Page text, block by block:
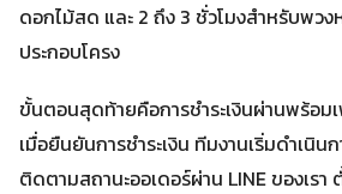
ดอกไม้สด และ 2 ถึง 3 ชั่วโมงสำหรับพว
ประกอบโครง
ขั้นตอนสุดท้ายคือการชำระเงินผ่านพร้อม
เมื่อยืนยันการชำระเงิน ทีมงานเริ่มดำเนิ
ติดตามสถานะออเดอร์ผ่าน LINE ของเร